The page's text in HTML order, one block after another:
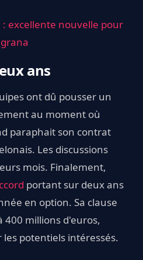
: excellente nouvelle pour
ans
ont dû pousser un
au moment où
paraphait son contrat
Les discussions
mois. Finalement,
portant sur deux ans
en option. Sa clause
400 millions d'euros,
potentiels intéressés.